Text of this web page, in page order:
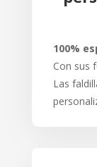
100%
Con sus
Las